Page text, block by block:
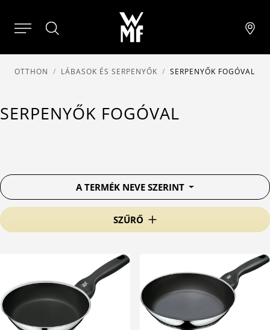
OTTHON LÁBASOK ÉS SERPENYŐK SERPENYŐK FOGÓVAL
SERPENYŐK FOGÓVAL
SZŰRŐ
A TERMÉK NEVE SZERINT